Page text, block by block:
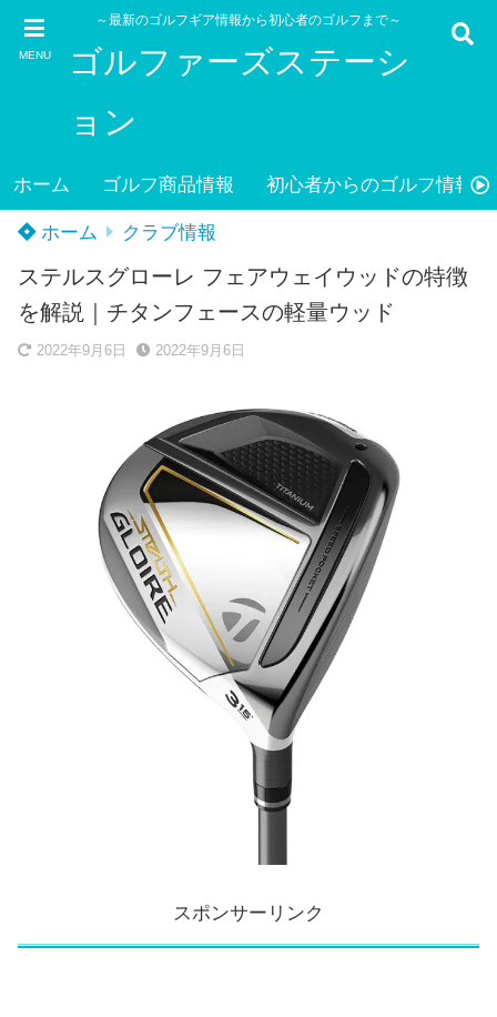
MENU
～最新のゴルフギア情報から初心者のゴルフまで～
ゴルファーズステーシ
ョン
ホーム ゴルフ商品情報 初心者からのゴルフ情報
ホーム クラブ情報
ステルスグローレ フェアウェイウッドの特徴
を解説｜チタンフェースの軽量ウッド
2022年9月6日 2022年9月6日
スポンサーリンク